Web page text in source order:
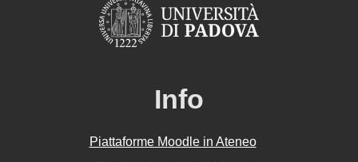
Info
Piattaforme Moodle in Ateneo